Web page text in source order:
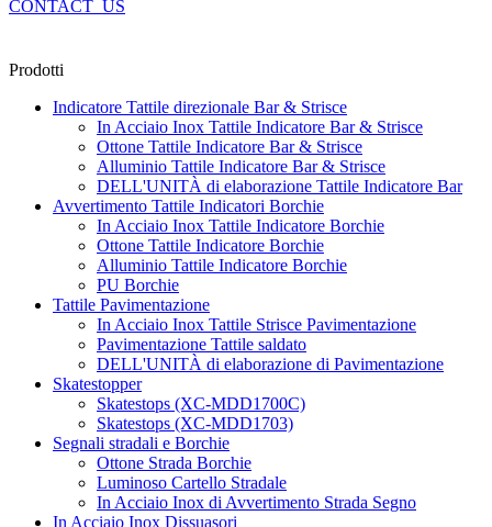
CONTACT_US
Prodotti
Indicatore Tattile direzionale Bar & Strisce
In Acciaio Inox Tattile Indicatore Bar & Strisce
Ottone Tattile Indicatore Bar & Strisce
Alluminio Tattile Indicatore Bar & Strisce
DELL'UNITÀ di elaborazione Tattile Indicatore Bar
Avvertimento Tattile Indicatori Borchie
In Acciaio Inox Tattile Indicatore Borchie
Ottone Tattile Indicatore Borchie
Alluminio Tattile Indicatore Borchie
PU Borchie
Tattile Pavimentazione
In Acciaio Inox Tattile Strisce Pavimentazione
Pavimentazione Tattile saldato
DELL'UNITÀ di elaborazione di Pavimentazione
Skatestopper
Skatestops (XC-MDD1700C)
Skatestops (XC-MDD1703)
Segnali stradali e Borchie
Ottone Strada Borchie
Luminoso Cartello Stradale
In Acciaio Inox di Avvertimento Strada Segno
In Acciaio Inox Dissuasori